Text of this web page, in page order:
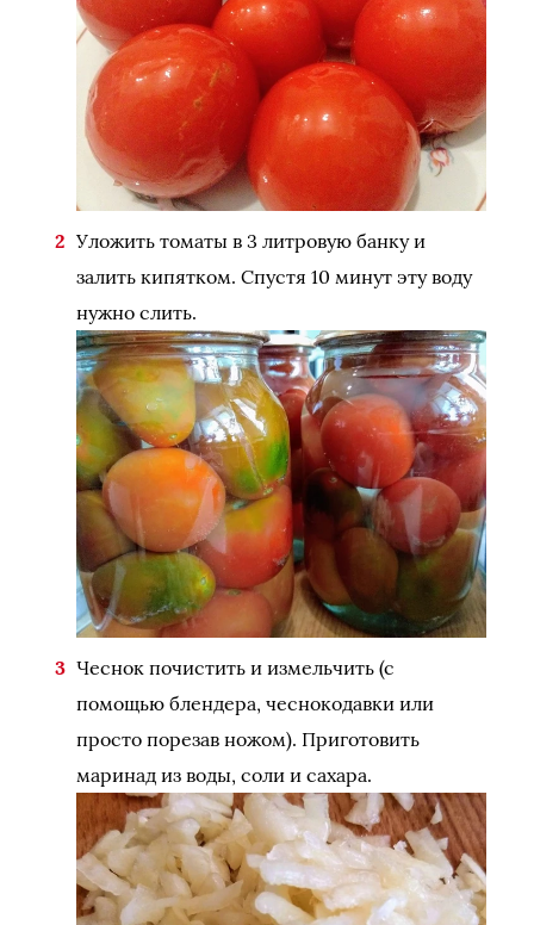
Уложить томаты в 3 литровую банку и
залить кипятком. Спустя 10 минут эту воду
нужно слить.
Чеснок почистить и измельчить (с
помощью блендера, чеснокодавки или
просто порезав ножом). Приготовить
маринад из воды, соли и сахара.